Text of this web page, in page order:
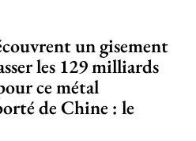
un gisement
les 129 milliards
ce métal
de Chine : le